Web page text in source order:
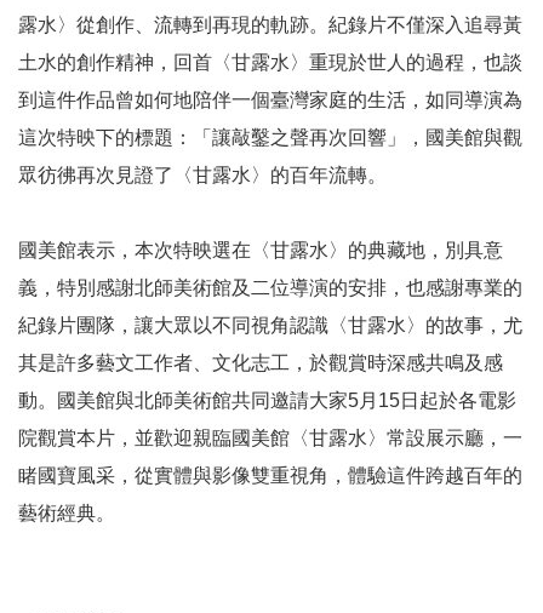
i
s
網
站
F
c
e
o
o
Y
露水〉從創作、流轉到再現的軌跡。紀錄片不僅深入追尋黃
土水的創作精神，回首〈甘露水〉重現於世人的過程，也談
到這件作品曾如何地陪伴一個臺灣家庭的生活，如同導演為
這次特映下的標題：「讓敲鑿之聲再次回響」，國美館與觀
眾彷彿再次見證了〈甘露水〉的百年流轉。
國美館表示，本次特映選在〈甘露水〉的典藏地，別具意
義，特別感謝北師美術館及二位導演的安排，也感謝專業的
紀錄片團隊，讓大眾以不同視角認識〈甘露水〉的故事，尤
其是許多藝文工作者、文化志工，於觀賞時深感共鳴及感
動。國美館與北師美術館共同邀請大家5月15日起於各電影
院觀賞本片，並歡迎親臨國美館〈甘露水〉常設展示廳，一
睹國寶風采，從實體與影像雙重視角，體驗這件跨越百年的
藝術經典。